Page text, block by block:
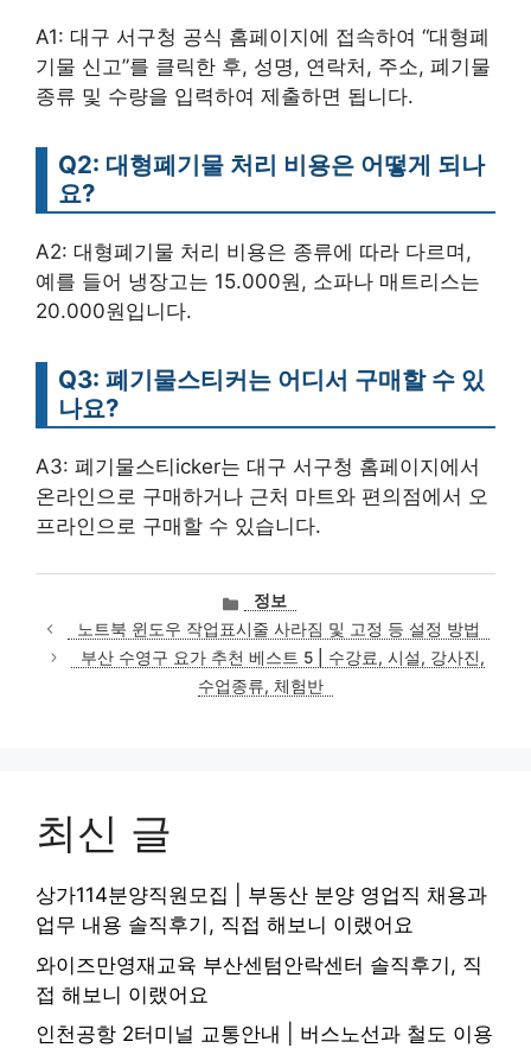
A1: 대구 서구청 공식 홈페이지에 접속하여 “대형폐
기물 신고”를 클릭한 후, 성명, 연락처, 주소, 폐기물
종류 및 수량을 입력하여 제출하면 됩니다.
Q2: 대형폐기물 처리 비용은 어떻게 되나
요?
A2: 대형폐기물 처리 비용은 종류에 따라 다르며,
예를 들어 냉장고는 15.000원, 소파나 매트리스는
20.000원입니다.
Q3: 폐기물스티커는 어디서 구매할 수 있
나요?
A3: 폐기물스티icker는 대구 서구청 홈페이지에서
온라인으로 구매하거나 근처 마트와 편의점에서 오
프라인으로 구매할 수 있습니다.
카
테
고
리
정보
노트북 윈도우 작업표시줄 사라짐 및 고정 등 설정 방법
부산 수영구 요가 추천 베스트 5 | 수강료, 시설, 강사진,
수업종류, 체험반
최신 글
상가114분양직원모집 | 부동산 분양 영업직 채용과
업무 내용 솔직후기, 직접 해보니 이랬어요
와이즈만영재교육 부산센텀안락센터 솔직후기, 직
접 해보니 이랬어요
인천공항 2터미널 교통안내 | 버스노선과 철도 이용